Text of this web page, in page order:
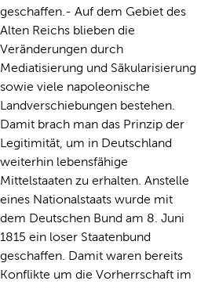
geschaffen.- Auf dem Gebiet des
Alten Reichs blieben die
Veränderungen durch
Mediatisierung und Säkularisierung
sowie viele napoleonische
Landverschiebungen bestehen.
Damit brach man das Prinzip der
Legitimität, um in Deutschland
weiterhin lebensfähige
Mittelstaaten zu erhalten. Anstelle
eines Nationalstaats wurde mit
dem Deutschen Bund am 8. Juni
1815 ein loser Staatenbund
geschaffen. Damit waren bereits
Konflikte um die Vorherrschaft im